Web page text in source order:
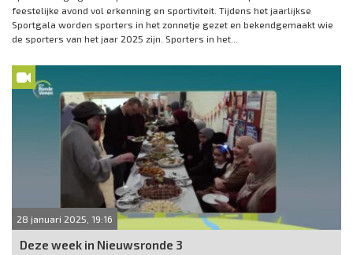
feestelijke avond vol erkenning en sportiviteit. Tijdens het jaarlijkse
Sportgala worden sporters in het zonnetje gezet en bekendgemaakt wie
de sporters van het jaar 2025 zijn. Sporters in het...
28 januari 2025, 19:16
Deze week in Nieuwsronde 3